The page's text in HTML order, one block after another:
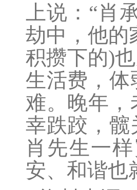
上说：“肖
劫中，他的
积攒下的)
生活费，体
难。晚年
幸跌跤，髋
肖先生一
安、和谐也